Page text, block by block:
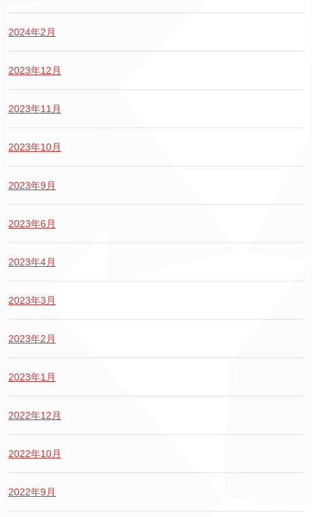
2024年2月
2023年12月
2023年11月
2023年10月
2023年9月
2023年6月
2023年4月
2023年3月
2023年2月
2023年1月
2022年12月
2022年10月
2022年9月